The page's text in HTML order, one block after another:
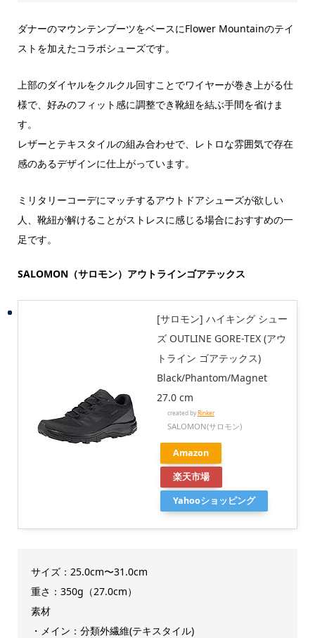
ダナーのマウンテンブーツをベースにFlower Mountainのテイ
ストを加えたコラボシューズです。
上部のダイヤルをクルクル回すことでワイヤーが巻き上がる仕
様で、好みのフィット感に調整でき靴紐を結ぶ手間を省けま
す。
レザーとテキスタイルの組み合わせで、レトロな雰囲気で存在
感のあるデザインに仕上がっています。
ミリタリーコーデにマッチするアウトドアシューズが欲しい
人、靴紐が解けることがストレスに感じる場合におすすめの一
足です。
SALOMON（サロモン）アウトラインゴアテックス
[サロモン] ハイキング シュー
ズ OUTLINE GORE-TEX (アウ
トライン ゴアテックス)
Black/Phantom/Magnet
27.0 cm
created byRinker
SALOMON(サロモン)
Amazon
楽天市場
Yahooショッピング
サイズ：25.0cm〜31.0cm
重さ：350g（27.0cm）
素材
・メイン：分類外繊維(テキスタイル)